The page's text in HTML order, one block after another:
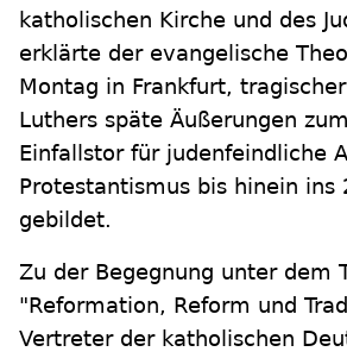
katholischen Kirche und des
erklärte der evangelische
Montag in Frankfurt,
Luthers späte Äußerungen
Einfallstor für judenfeindliche
Protestantismus bis hinein ins
gebildet.
Zu der Begegnung unter dem
"Reformation, Reform und
Vertreter der katholischen